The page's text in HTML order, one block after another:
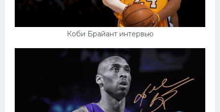
Коби Брайант интервью
Баскетбол
Хоккей
Тренажеры